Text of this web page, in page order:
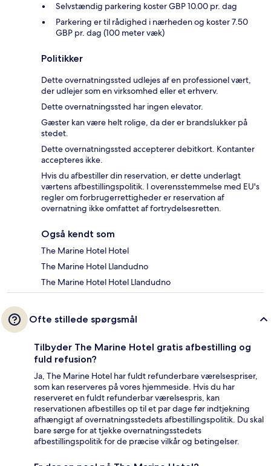
Selvstændig parkering koster GBP 10.00 pr. dag
Parkering er til rådighed i nærheden og koster 7.50
GBP pr. dag (100 meter væk)
Politikker
Dette overnatningssted udlejes af en professionel vært,
der udlejer som en virksomhed eller et erhverv.
Dette overnatningssted har ingen elevator.
Gæster kan være helt rolige, da der er brandslukker på
stedet.
Dette overnatningssted accepterer debitkort. Kontanter
accepteres ikke.
Hvis du afbestiller din reservation, er dette underlagt
værtens afbestillingspolitik. I overensstemmelse med EU's
regler om forbrugerrettigheder er reservation af
overnatning ikke omfattet af fortrydelsesretten.
Også kendt som
The Marine Hotel Hotel
The Marine Hotel Llandudno
The Marine Hotel Hotel Llandudno
Ofte stillede spørgsmål
Tilbyder The Marine Hotel gratis afbestilling og
fuld refusion?
Ja, The Marine Hotel har fuldt refunderbare værelsespriser,
som kan reserveres på vores hjemmeside. Hvis du har
reserveret en fuldt refunderbar værelsespris, kan
reservationen afbestilles op til et par dage før indtjekning
afhængigt af overnatningsstedets afbestillingspolitik. Du skal
bare sørge for at tjekke overnatningsstedets
afbestillingspolitik for de præcise vilkår og betingelser.